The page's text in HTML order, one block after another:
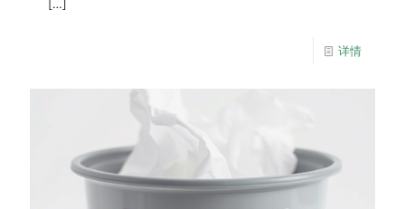
[…]
详情